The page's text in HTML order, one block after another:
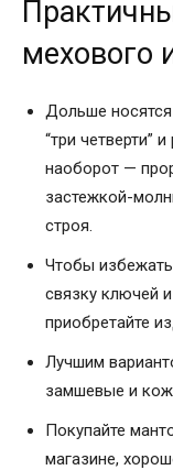
мехового
Дольше
“три четверти”
наоборот —
застежкой-
строя.
Чтобы
связку ключей
приобретайте
Лучшим
замшевые и
Покупайте
магазине,